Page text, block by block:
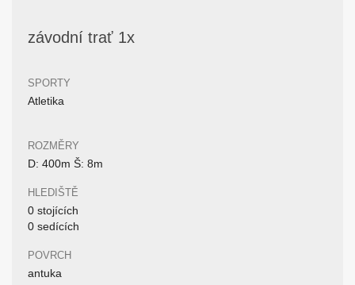
závodní trať 1x
SPORTY
Atletika
ROZMĚRY
D: 400m Š: 8m
HLEDIŠTĚ
0 stojících
0 sedících
POVRCH
antuka